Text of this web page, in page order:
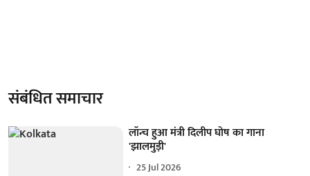
संबंधित समाचार
लॉन्च हुआ मंत्री दिलीप घोष का गाना
'झालमुड़ी'
25 Jul 2026